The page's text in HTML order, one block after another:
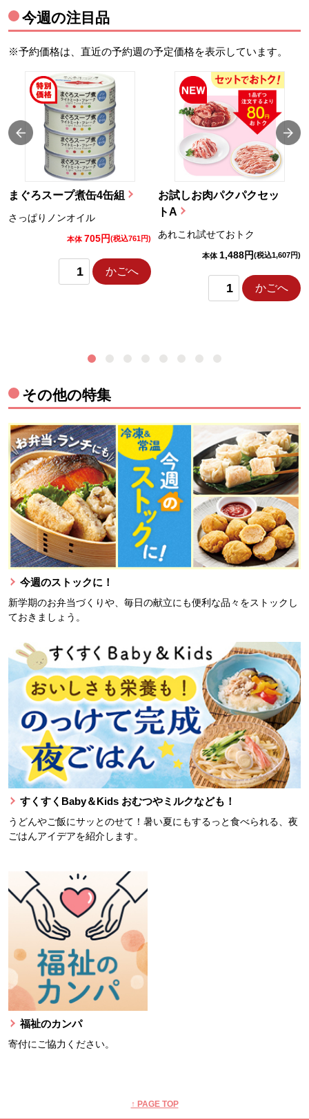
今週の注目品
※予約価格は、直近の予約週の予定価格を表示しています。
まぐろスープ煮缶4缶組
さっぱりノンオイル
本体 705円(税込761円)
かごへ
お試しお肉パクパクセッ
トA
あれこれ試せておトク
本体 1,488円(税込1,607円)
かごへ
その他の特集
今週のストックに！
新学期のお弁当づくりや、毎日の献立にも便利な品々をストックし
ておきましょう。
すくすくBaby＆Kids おむつやミルクなども！
うどんやご飯にサッとのせて！暑い夏にもするっと食べられる、夜
ごはんアイデアを紹介します。
福祉のカンパ
寄付にご協力ください。
↑ PAGE TOP